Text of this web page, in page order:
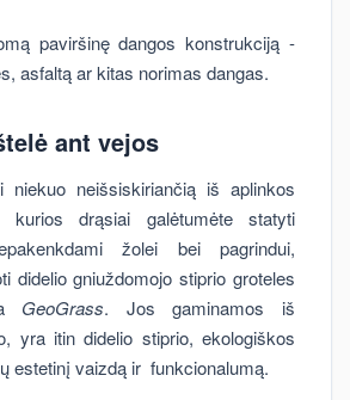
paviršinę dangos konstrukciją -
asfaltą ar kitas norimas dangas.
ant vejos
niekuo neišsiskiriančią iš aplinkos
drąsiai galėtumėte statyti
žolei bei pagrindui,
didelio gniuždomojo stiprio groteles
GeoGrass. Jos gaminamos iš
yra itin didelio stiprio, ekologiškos
estetinį vaizdą ir funkcionalumą.